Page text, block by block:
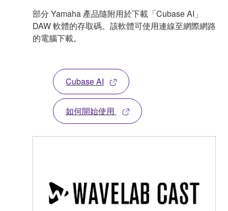
部分 Yamaha 產品隨附用於下載「Cubase AI」
DAW 軟體的存取碼。該軟體可使用連線至網際網路
的電腦下載。
Cubase AI
如何開始使用